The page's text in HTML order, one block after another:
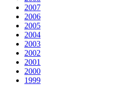
2007
2006
2005
2004
2003
2002
2001
2000
1999